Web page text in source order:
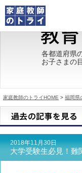
トライの教育理念
成績が上がる理由
都道府県別情報
合格体験談
キャンペーン情報
各都道府県
お子さまの
家庭教師のトライHOME > 福岡県
2018年11月30日
大学受験生必見！難